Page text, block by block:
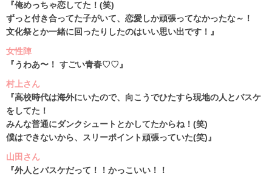
『俺めっちゃ恋してた！(笑)
ずっと付き合ってた子がいて、恋愛しか頑張ってなかったな～！
文化祭とか一緒に回ったりしたのはいい思い出です！』
女性陣
『うわあ〜！ すごい青春♡♡』
村上さん
『高校時代は海外にいたので、向こうでひたすら現地の人とバスケ
をしてた！
みんな普通にダンクシュートとかしてたからね！(笑)
僕はできないから、スリーポイント頑張っていた(笑)』
山田さん
『外人とバスケだって！！かっこいい！！